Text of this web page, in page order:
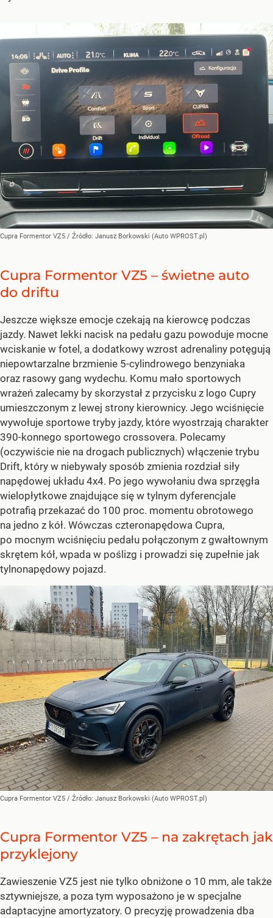
Cupra Formentor VZ5 / Źródło: Janusz Borkowski (Auto WPROST.pl)
Cupra Formentor VZ5 – świetne auto
do driftu
Jeszcze większe emocje czekają na kierowcę podczas
jazdy. Nawet lekki nacisk na pedału gazu powoduje mocne
wciskanie w fotel, a dodatkowy wzrost adrenaliny potęgują
niepowtarzalne brzmienie 5-cylindrowego benzyniaka
oraz rasowy gang wydechu. Komu mało sportowych
wrażeń zalecamy by skorzystał z przycisku z logo Cupry
umieszczonym z lewej strony kierownicy. Jego wciśnięcie
wywołuje sportowe tryby jazdy, które wyostrzają charakter
390-konnego sportowego crossovera. Polecamy
(oczywiście nie na drogach publicznych) włączenie trybu
Drift, który w niebywały sposób zmienia rozdział siły
napędowej układu 4x4. Po jego wywołaniu dwa sprzęgła
wielopłytkowe znajdujące się w tylnym dyferencjale
potrafią przekazać do 100 proc. momentu obrotowego
na jedno z kół. Wówczas czteronapędowa Cupra,
po mocnym wciśnięciu pedału połączonym z gwałtownym
skrętem kół, wpada w poślizg i prowadzi się zupełnie jak
tylnonapędowy pojazd.
Cupra Formentor VZ5 / Źródło: Janusz Borkowski (Auto WPROST.pl)
Cupra Formentor VZ5 – na zakrętach jak
przyklejony
Zawieszenie VZ5 jest nie tylko obniżone o 10 mm, ale także
sztywniejsze, a poza tym wyposażono je w specjalne
adaptacyjne amortyzatory. O precyzję prowadzenia dba